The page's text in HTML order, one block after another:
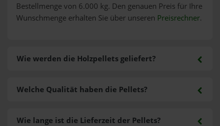
Bestellmenge von 6.000 kg. Den genauen Preis für Ihre
Wunschmenge erhalten Sie über unseren Preisrechner.
Wie werden die Holzpellets geliefert?
Welche Qualität haben die Pellets?
Wie lange ist die Lieferzeit der Pellets?